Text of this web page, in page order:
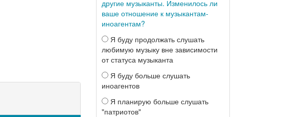
другие музыканты. Изменилось ли
ваше отношение к музыкантам-
иноагентам?
Я буду продолжать слушать
любимую музыку вне зависимости
от статуса музыканта
Я буду больше слушать
иноагентов
Я планирую больше слушать
"патриотов"